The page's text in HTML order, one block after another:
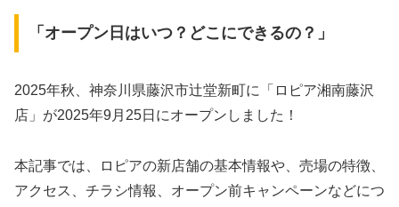
「オープン日はいつ？どこにできるの？」
2025年秋、神奈川県藤沢市辻堂新町に「ロピア湘南藤沢
店」が2025年9月25日にオープンしました！
本記事では、ロピアの新店舗の基本情報や、売場の特徴、
アクセス、チラシ情報、オープン前キャンペーンなどにつ